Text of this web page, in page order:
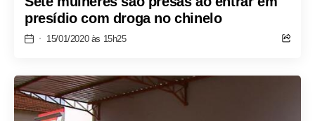
presídio com droga no chinelo
15/01/2020 às 15h25